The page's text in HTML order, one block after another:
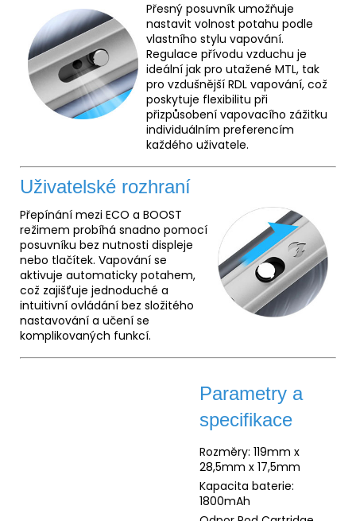
Přesný posuvník umožňuje
nastavit volnost potahu podle
vlastního stylu vapování.
Regulace přívodu vzduchu je
ideální jak pro utažené MTL, tak
pro vzdušnější RDL vapování, což
poskytuje flexibilitu při
přizpůsobení vapovacího zážitku
individuálním preferencím
každého uživatele.
Uživatelské rozhraní
Přepínání mezi ECO a BOOST
režimem probíhá snadno pomocí
posuvníku bez nutnosti displeje
nebo tlačítek. Vapování se
aktivuje automaticky potahem,
což zajišťuje jednoduché a
intuitivní ovládání bez složitého
nastavování a učení se
komplikovaných funkcí.
Parametry a
specifikace
Rozměry: 119mm x
28,5mm x 17,5mm
Kapacita baterie:
1800mAh